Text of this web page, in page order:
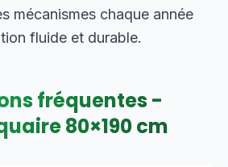
mécanismes chaque année
fluide et durable.
fréquentes -
80×190cm